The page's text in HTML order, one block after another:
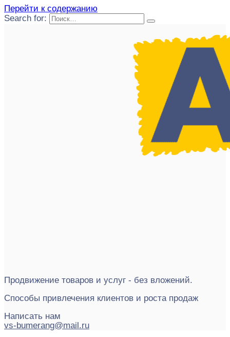
Перейти к содержанию
Search for:
Продвижение товаров и услуг - без вложений.
Способы привлечения клиентов и роста продаж
Написать нам
vs-bumerang@mail.ru